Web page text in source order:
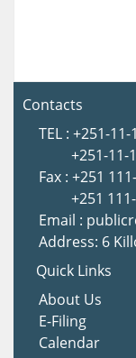
Contacts
TEL : +251-
+251-11-
Fax : +251
+251 111-
Email :
Address: 6
Quick Links
About Us
E-Filing
Calendar